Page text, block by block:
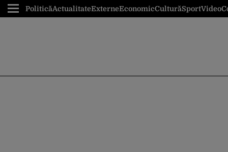
PoliticăActualitateExterneEconomicCulturăSportVideo